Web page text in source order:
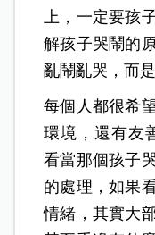
上，一定要孩
解孩子哭鬧的
亂鬧亂哭，而
每個人都很希
環境，還有友
看當那個孩子
的處理，如果
情緒，其實大